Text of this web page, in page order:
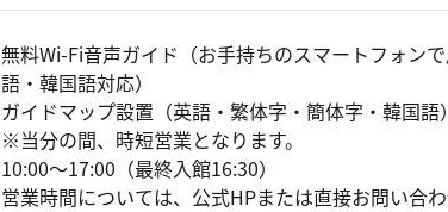
無料Wi-Fi音声ガイド（お手持ちのスマートフォン
語・韓国語対応）
ガイドマップ設置（英語・繁体字・簡体字・韓国語）
※当分の間、時短営業となります。
10:00～17:00（最終入館16:30）
営業時間については、公式HPまたは直接お問い合わ